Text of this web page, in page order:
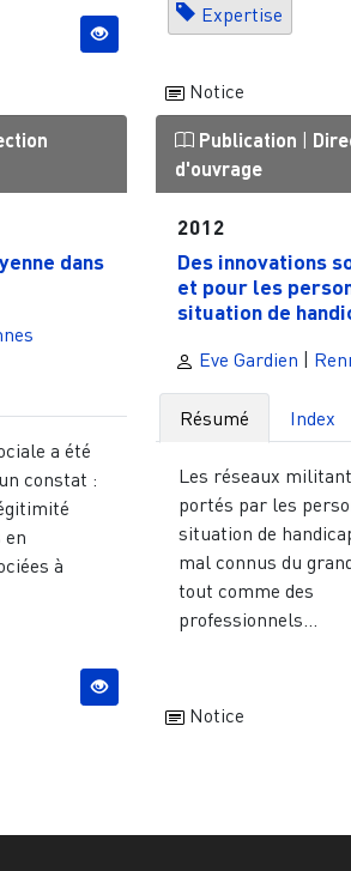
Expertise
Notice
dans
a été
constat :
en
à
Publication |
d'ouvrage
2012
Des innovations
et pour les
situation de
Eve Gardien
Résumé Index
Les réseaux
portés par les
situation de
mal connus du
tout comme des
professionnels...
Notice